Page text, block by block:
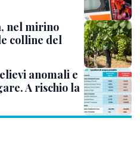
nel mirino
colline del
anomali e
A rischio la